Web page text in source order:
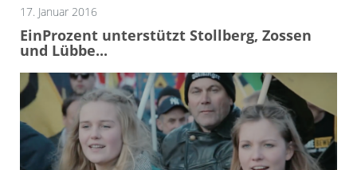
17. Januar 2016
EinProzent unterstützt Stollberg, Zossen
und Lübbe...